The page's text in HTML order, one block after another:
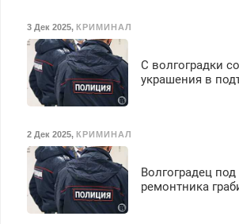
3 Дек 2025, КРИМИНАЛ
С волгоградки
украшения в
2 Дек 2025, КРИМИНАЛ
Волгоградец
ремонтника